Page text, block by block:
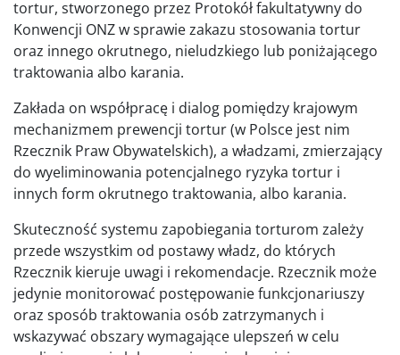
tortur, stworzonego przez Protokół fakultatywny do
Konwencji ONZ w sprawie zakazu stosowania tortur
oraz innego okrutnego, nieludzkiego lub poniżającego
traktowania albo karania.
Zakłada on współpracę i dialog pomiędzy krajowym
mechanizmem prewencji tortur (w Polsce jest nim
Rzecznik Praw Obywatelskich), a władzami, zmierzający
do wyeliminowania potencjalnego ryzyka tortur i
innych form okrutnego traktowania, albo karania.
Skuteczność systemu zapobiegania torturom zależy
przede wszystkim od postawy władz, do których
Rzecznik kieruje uwagi i rekomendacje. Rzecznik może
jedynie monitorować postępowanie funkcjonariuszy
oraz sposób traktowania osób zatrzymanych i
wskazywać obszary wymagające ulepszeń w celu